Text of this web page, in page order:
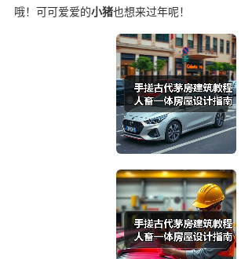
哦！可可爱爱的小猪也想来过年呢！